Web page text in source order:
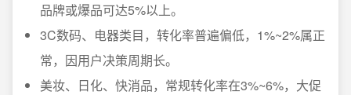
品牌或爆品可达5%以上。
3C数码、电器类目，转化率普遍偏低，1%~2%属正
常，因用户决策周期长。
美妆、日化、快消品，常规转化率在3%~6%，大促